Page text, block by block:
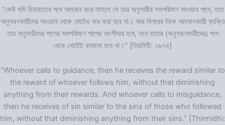
“কেউ যদি হিদায়াতের পথে আহবান করে তাহলে সে তার অনুসারীর সমপরিমাণ সাওয়াব পাবে, তবে
অনুসরণকারীদের সাওয়াব থেকে মোটেও কম করা হবে না। আর বিপথের দিকে আহবানকারী ব্যক্তি
তার অনুসারীদের পাপের সমপরিমাণ পাপের অংশীদার হবে, তবে তাদের (অনুসরণকারীদের) পাপ
থেকে মোটেই কমানো হবে না।” [তিরমিযী: ২৬৭৪]
“Whoever calls to guidance, then he receives the reward similar to
the reward of whoever follows him, without that diminishing
anything from their rewards. And whoever calls to misguidance,
then he receives of sin similar to the sins of those who followed
him, without that diminishing anything from their sins.” [Thirmidhi: